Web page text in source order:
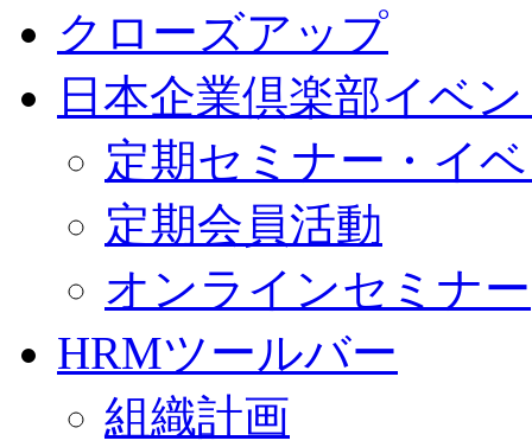
クローズアップ
日本企業倶楽部イベ
定期セミナー・イ
定期会員活動
オンラインセミナー
HRMツールバー
組織計画